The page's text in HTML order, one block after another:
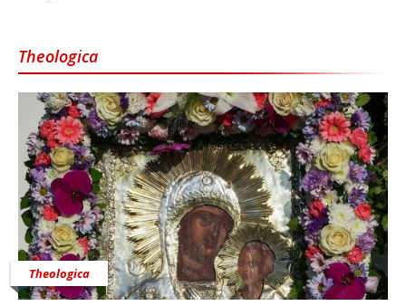
Theologica
Theologica